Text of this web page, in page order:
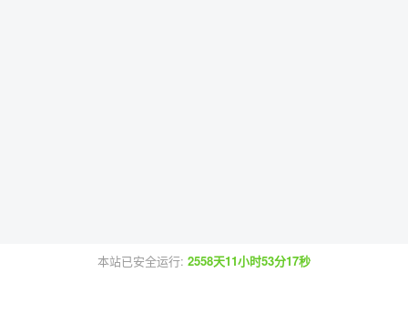
本站已安全运行: 2558天11小时53分17秒